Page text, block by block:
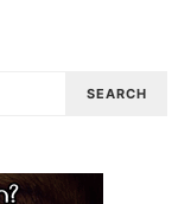
SEARCH